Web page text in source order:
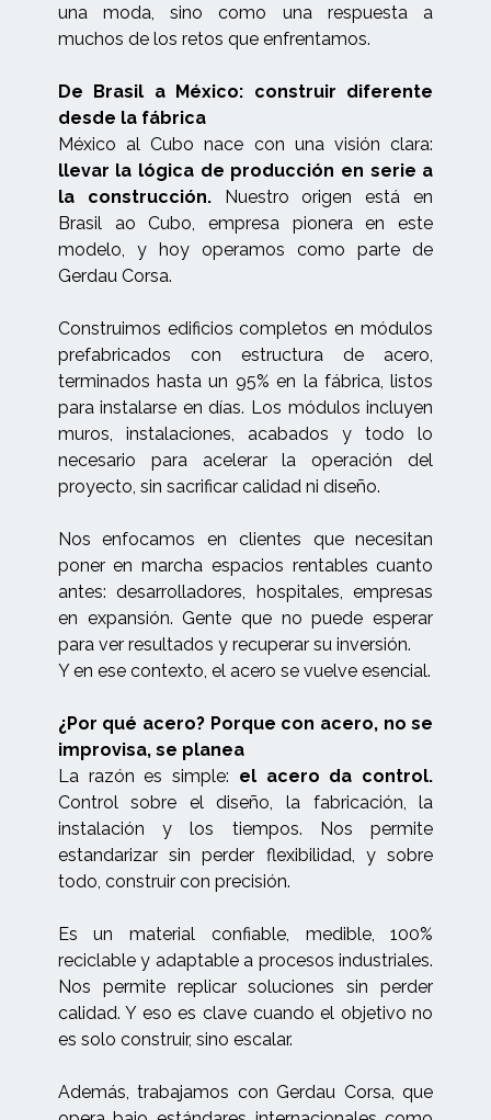
una moda, sino como una respuesta a
muchos de los retos que enfrentamos.
De Brasil a México: construir diferente
desde la fábrica
México al Cubo nace con una visión clara:
llevar la lógica de producción en serie a
la construcción.Nuestro origen está en
Brasil ao Cubo, empresa pionera en este
modelo, y hoy operamos como parte de
Gerdau Corsa.
Construimos edificios completos en módulos
prefabricados con estructura de acero,
terminados hasta un 95% en la fábrica, listos
para instalarse en días. Los módulos incluyen
muros, instalaciones, acabados y todo lo
necesario para acelerar la operación del
proyecto, sin sacrificar calidad ni diseño.
Nos enfocamos en clientes que necesitan
poner en marcha espacios rentables cuanto
antes: desarrolladores, hospitales, empresas
en expansión. Gente que no puede esperar
para ver resultados y recuperar su inversión.
Y en ese contexto, el acero se vuelve esencial.
¿Por qué acero? Porque con acero, no se
improvisa, se planea
La razón es simple: el acero da control.
Control sobre el diseño, la fabricación, la
instalación y los tiempos. Nos permite
estandarizar sin perder flexibilidad, y sobre
todo, construir con precisión.
Es un material confiable, medible, 100%
reciclable y adaptable a procesos industriales.
Nos permite replicar soluciones sin perder
calidad. Y eso es clave cuando el objetivo no
es solo construir, sino escalar.
Además, trabajamos con Gerdau Corsa, que